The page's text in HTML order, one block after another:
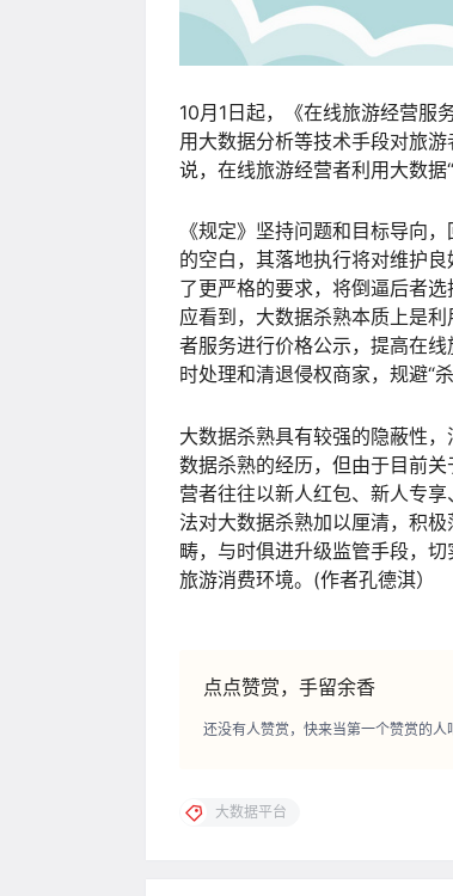
10月1日起，《在线旅游经营服
用大数据分析等技术手段对旅
说，在线旅游经营者利用大数据“
《规定》坚持问题和目标导向
的空白，其落地执行将对维护
了更严格的要求，将倒逼后者
应看到，大数据杀熟本质上是
者服务进行价格公示，提高在
时处理和清退侵权商家，规避“杀
大数据杀熟具有较强的隐蔽性
数据杀熟的经历，但由于目前
营者往往以新人红包、新人专
法对大数据杀熟加以厘清，积
畴，与时俱进升级监管手段，
旅游消费环境。(作者孔德淇）
点点赞赏，手留余香
还没有人赞赏，快来当第一个赞赏的人
大数据平台